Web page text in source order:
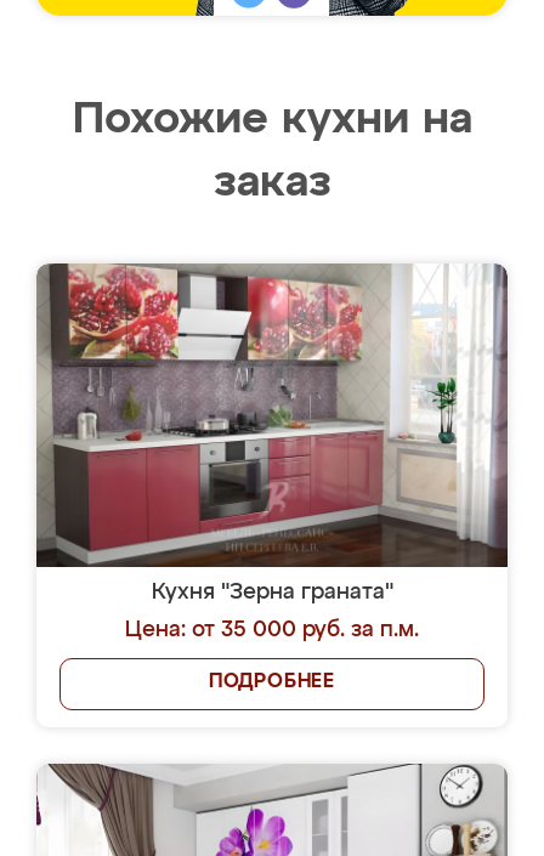
Похожие кухни на
заказ
Кухня "Зерна граната"
Цена: от 35 000 руб. за п.м.
ПОДРОБНЕЕ